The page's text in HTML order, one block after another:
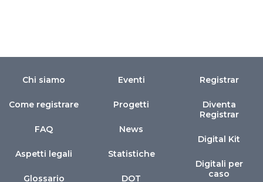
Chi siamo
Come registrare
FAQ
Aspetti legali
Glossario
Eventi
Progetti
News
Statistiche
DOT
Registrar
Diventa
Registrar
Digital Kit
Digitali per
caso